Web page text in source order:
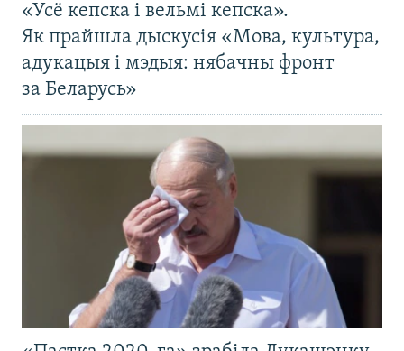
«Усё кепска і вельмі кепска».
Як прайшла дыскусія «Мова, культура,
адукацыя і мэдыя: нябачны фронт
за Беларусь»